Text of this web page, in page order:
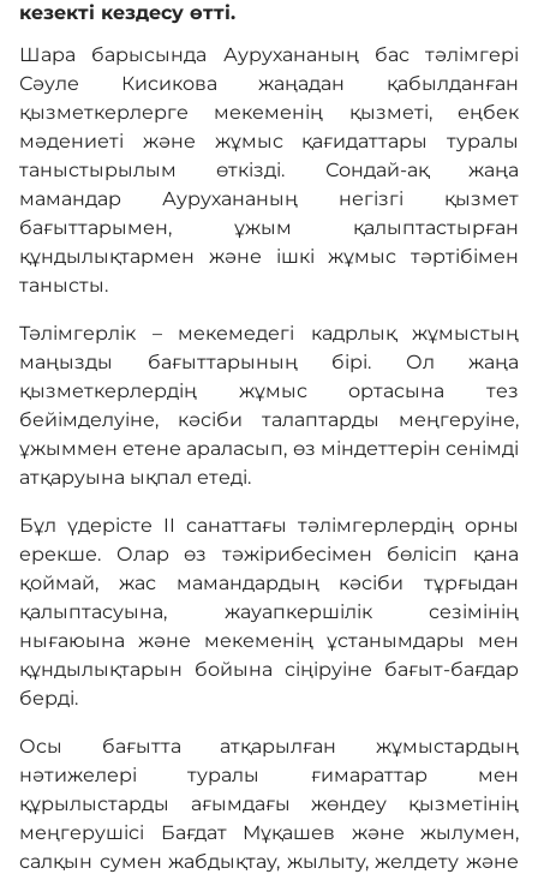
Нашар көретіндерге
арналған нұсқа
кезекті кездесу өтті.
Шара барысында Аурухананың бас тәлімгері
Сәуле Кисикова жаңадан қабылданған
қызметкерлерге мекеменің қызметі, еңбек
мәдениеті және жұмыс қағидаттары туралы
таныстырылым өткізді. Сондай-ақ жаңа
мамандар Аурухананың негізгі қызмет
бағыттарымен, ұжым қалыптастырған
құндылықтармен және ішкі жұмыс тәртібімен
танысты.
Тәлімгерлік – мекемедегі кадрлық жұмыстың
маңызды бағыттарының бірі. Ол жаңа
қызметкерлердің жұмыс ортасына тез
бейімделуіне, кәсіби талаптарды меңгеруіне,
ұжыммен етене араласып, өз міндеттерін сенімді
атқаруына ықпал етеді.
Бұл үдерісте II санаттағы тәлімгерлердің орны
ерекше. Олар өз тәжірибесімен бөлісіп қана
қоймай, жас мамандардың кәсіби тұрғыдан
қалыптасуына, жауапкершілік сезімінің
нығаюына және мекеменің ұстанымдары мен
құндылықтарын бойына сіңіруіне бағыт-бағдар
берді.
Осы бағытта атқарылған жұмыстардың
нәтижелері туралы ғимараттар мен
құрылыстарды ағымдағы жөндеу қызметінің
меңгерушісі Бағдат Мұқашев және жылумен,
салқын сумен жабдықтау, жылыту, желдету және